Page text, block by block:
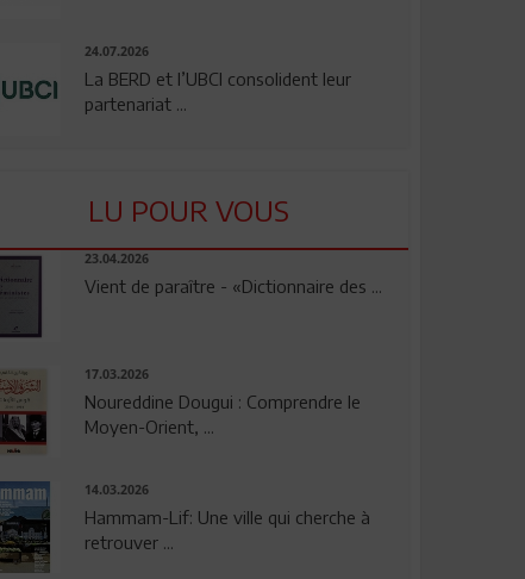
24.07.2026
La BERD et l’UBCI consolident leur
partenariat ...
LU POUR VOUS
23.04.2026
Vient de paraître - «Dictionnaire des ...
17.03.2026
Noureddine Dougui : Comprendre le
Moyen-Orient, ...
14.03.2026
Hammam-Lif: Une ville qui cherche à
retrouver ...